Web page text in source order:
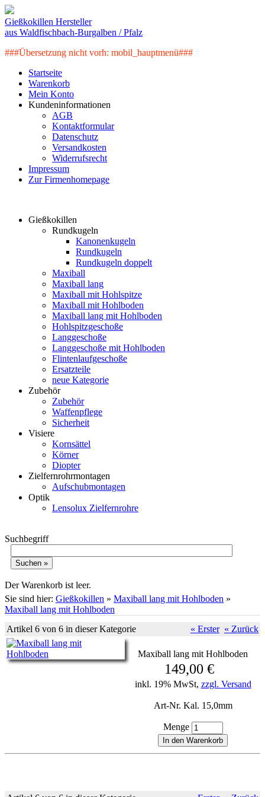
Gießkokillen Hersteller
aus Waldfischbach-Burgalben / Pfalz
###Übersetzung nicht vorh: mobil_hauptmenü###
Startseite
Warenkorb
Mein Konto
Kundeninformationen
AGB
Kontaktformular
Datenschutz
Versandkosten
Widerrufsrecht
Impressum
Zur Firmenhomepage
Gießkokillen
Rundkugeln
Kanonenkugeln
Rundkugeln
Rundkugeln doppelt
Maxiball
Maxiball lang
Maxiball mit Hohlspitze
Maxiball mit Hohlboden
Maxiball lang mit Hohlboden
Hohlspitzgeschoße
Langgeschoße
Langgeschoße mit Hohlboden
Flintenlaufgeschoße
Ersatzteile
neue Kategorie
Zubehör
Zubehör
Waffenpflege
Sicherheit
Visiere
Kornsättel
Körner
Diopter
Zielfernrohrmontagen
Aufschubmontagen
Optik
Lensolux Zielfernrohre
Suchbegriff
Der Warenkorb ist leer.
Sie sind hier: Gießkokillen » Maxiball lang mit Hohlboden »
Maxiball lang mit Hohlboden
Artikel 6 von 6 in dieser Kategorie
« Erster « Zurück
Maxiball lang mit Hohlboden
149,00 €
inkl. 19% MwSt, zzgl. Versand
Art-Nr. Kal. 15,0mm
Menge